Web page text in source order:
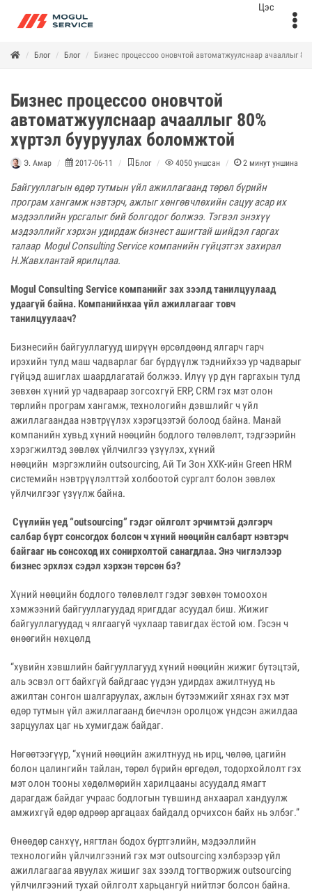
Блог Блог Бизнес процессоо оновчтой автоматжуулснаар ачааллыг
Бизнес процессоо оновчтой
автоматжуулснаар ачааллыг 80%
хүртэл бууруулах боломжтой
Э. Амар 2017-06-11 Блог 4050 уншсан 2 минут уншина
Байгууллагын өдөр тутмын үйл ажиллагаанд төрөл бүрийн
програм хангамж нэвтэрч, ажлыг хөнгөвчлөхийн сацуу асар их
мэдээллийн урсгалыг бий болгодог болжээ. Тэгвэл энэхүү
мэдээллийг хэрхэн удирдаж бизнест ашигтай шийдэл гаргах
талаар Mogul Consulting Service компанийн гүйцэтгэх захирал
Н.Жавхлантай ярилцлаа.
Mogul Consulting Service компанийг зах зээлд танилцуулаад
удаагүй байна. Компанийнхаа үйл ажиллагааг товч
танилцуулаач?
Бизнесийн байгууллагууд ширүүн өрсөлдөөнд ялгарч гарч
ирэхийн тулд маш чадварлаг баг бүрдүүлж тэднийхээ ур чадварыг
гүйцэд ашиглах шаардлагатай болжээ. Илүү үр дүн гаргахын тулд
зөвхөн хүний ур чадвараар зогсохгүй ERP, CRM гэх мэт олон
төрлийн програм хангамж, технологийн дэвшлийг ч үйл
ажиллагаандаа нэвтрүүлэх хэрэгцээтэй болоод байна. Манай
компанийн хувьд хүний нөөцийн бодлого төлөвлөлт, тэдгээрийн
хэрэгжилтэд зөвлөх үйлчилгээ үзүүлэх, хүний
нөөцийн мэргэжлийн outsourcing, Aй Ти Зон ХХК-ийн Green HRM
системийн нэвтрүүлэлттэй холбоотой сургалт болон зөвлөх
үйлчилгээг үзүүлж байна.
Сүүлийн үед “outsourcing” гэдэг ойлголт эрчимтэй дэлгэрч
салбар бүрт сонсогдох болсон ч хүний нөөцийн салбарт нэвтэрч
байгааг нь сонсоход их сонирхолтой санагдлаа. Энэ чиглэлээр
бизнес эрхлэх сэдэл хэрхэн төрсөн бэ?
Хүний нөөцийн бодлого төлөвлөлт гэдэг зөвхөн томоохон
хэмжээний байгууллагуудад яригддаг асуудал биш. Жижиг
байгууллагуудад ч ялгаагүй чухлаар тавигдах ёстой юм. Гэсэн ч
өнөөгийн нөхцөлд
“хувийн хэвшлийн байгууллагууд хүний нөөцийн жижиг бүтэцтэй,
аль эсвэл огт байхгүй байдгаас үүдэн удирдах ажилтнууд нь
ажилтан сонгон шалгаруулах, ажлын бүтээмжийг хянах гэх мэт
өдөр тутмын үйл ажиллагаанд биечлэн оролцож үндсэн ажилдаа
зарцуулах цаг нь хумигдаж байдаг.
Нөгөөтээгүүр, “хүний нөөцийн ажилтнууд нь ирц, чөлөө, цагийн
болон цалингийн тайлан, төрөл бүрийн өргөдөл, тодорхойлолт гэх
мэт олон тооны хөдөлмөрийн харилцааны асуудалд ямагт
дарагдаж байдаг учраас бодлогын түвшинд анхаарал хандуулж
амжихгүй өдөр өдрөөр аргацаах байдалд орчихсон байх нь элбэг.”
Өнөөдөр санхүү, нягтлан бодох бүртгэлийн, мэдээллийн
технологийн үйлчилгээний гэх мэт outsourcing хэлбэрээр үйл
ажиллагаагаа явуулах жишиг зах зээлд тогтворжиж outsourcing
үйлчилгээний тухай ойлголт харьцангуй нийтлэг болсон байна.